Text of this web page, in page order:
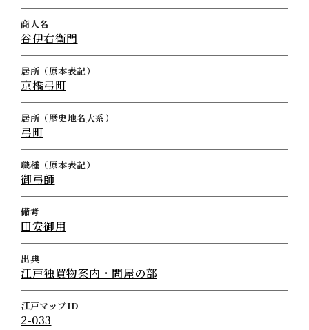
商人名
谷伊右衛門
居所（原本表記）
京橋弓町
居所（歴史地名大系）
弓町
職種（原本表記）
御弓師
備考
田安御用
出典
江戸独買物案内・問屋の部
江戸マップID
2-033